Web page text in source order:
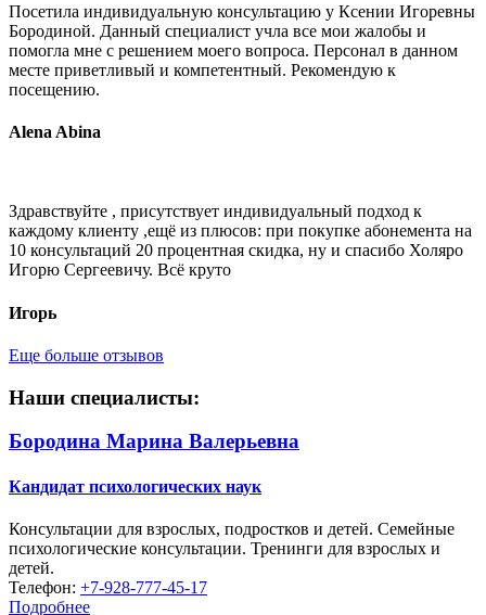
Посетила индивидуальную консультацию у Ксении Игоревны
Бородиной. Данный специалист учла все мои жалобы и
помогла мне с решением моего вопроса. Персонал в данном
месте приветливый и компетентный. Рекомендую к
посещению.
Alena Abina
Здравствуйте , присутствует индивидуальный подход к
каждому клиенту ,ещё из плюсов: при покупке абонемента на
10 консультаций 20 процентная скидка, ну и спасибо Холяро
Игорю Сергеевичу. Всё круто
Игорь
Еще больше отзывов
Н‍аши специалисты:
Бородина Марина Валерьевна
Кандидат психологических наук
Консультации для взрослых, подростков и детей. Семейные
психологические консультации. Тренинги для взрослых и
детей.
Телефон: +7-928-777-45-17
Подробнее